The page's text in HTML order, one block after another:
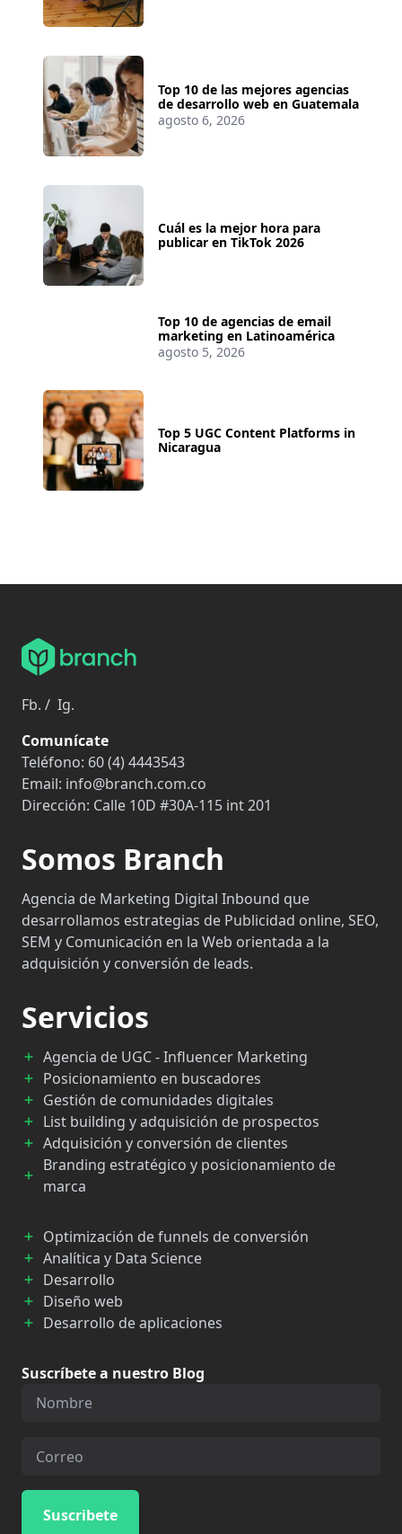
Top 10 de las mejores agencias
de desarrollo web en Guatemala
agosto 6, 2026
Cuál es la mejor hora para
publicar en TikTok 2026
Top 10 de agencias de email
marketing en Latinoamérica
agosto 5, 2026
Top 5 UGC Content Platforms in
Nicaragua
Fb. / Ig.
Comunícate
Teléfono: 60 (4) 4443543
Email: info@branch.com.co
Dirección: Calle 10D #30A-115 int 201
Somos Branch
Agencia de Marketing Digital Inbound que
desarrollamos estrategias de Publicidad online, SEO,
SEM y Comunicación en la Web orientada a la
adquisición y conversión de leads.
Servicios
Agencia de UGC - Influencer Marketing
Posicionamiento en buscadores
Gestión de comunidades digitales
List building y adquisición de prospectos
Adquisición y conversión de clientes
Branding estratégico y posicionamiento de
marca
Optimización de funnels de conversión
Analítica y Data Science
Desarrollo
Diseño web
Desarrollo de aplicaciones
Suscríbete a nuestro Blog